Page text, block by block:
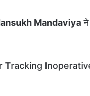
Mandaviyaने
Tracking I